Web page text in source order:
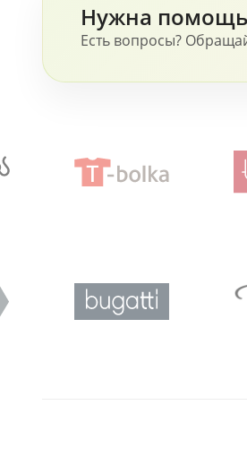
Нужна
Есть вопросы?